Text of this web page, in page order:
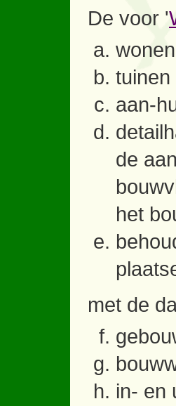
De voor '
tuinen
aan-
de
het
met de
in- en